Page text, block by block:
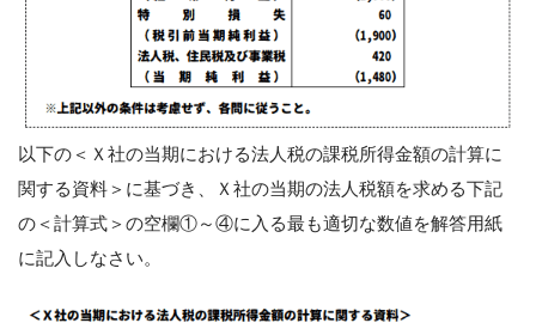
以下の＜Ｘ社の当期における法人税の課税所得金額の計算に
関する資料＞に基づき、Ｘ社の当期の法人税額を求める下記
の＜計算式＞の空欄①～④に入る最も適切な数値を解答用紙
に記入しなさい。